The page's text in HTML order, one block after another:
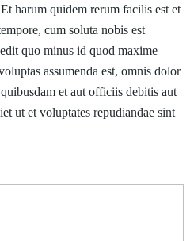
harum quidem rerum facilis est et
cum soluta nobis est
quo minus id quod maxime
assumenda est, omnis dolor
et aut officiis debitis aut
ut et voluptates repudiandae sint